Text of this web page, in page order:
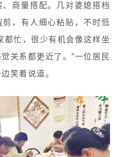
商量搭配。几对婆媳搭档
，有人细心粘贴，不时低
都忙，很少有机会像这样坐
关系都更近了。”一位居民
笑着说道。